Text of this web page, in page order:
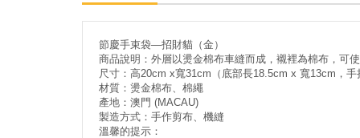
節慶手束袋—招財貓（金）
商品說明：外層以燙金棉布車縫而成，襯裡為棉布，可
尺寸：高20cm x寬31cm（底部長18.5cm x 寬13cm，
材質：燙金棉布、棉繩
產地：澳門 (MACAU)
製造方式：手作剪布、機縫
溫馨的提示：